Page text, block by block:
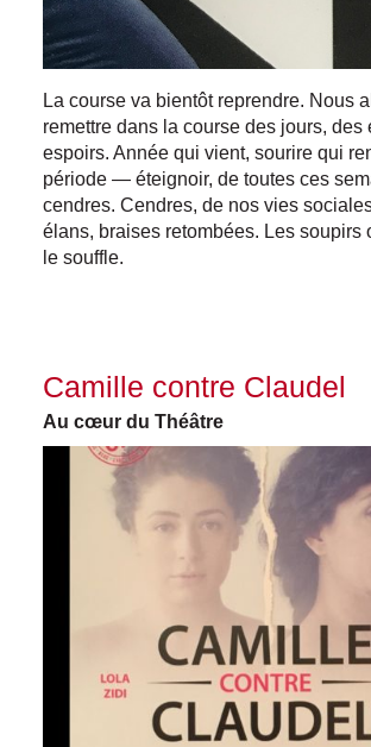
La course va bientôt reprendre. Nous
remettre dans la course des jours, des
espoirs. Année qui vient, sourire qui
période — éteignoir, de toutes ces
cendres. Cendres, de nos vies
élans, braises retombées. Les soupirs
le souffle.
Camille contre Claudel
Au cœur du Théâtre